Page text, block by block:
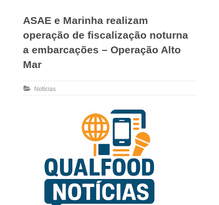
ASAE e Marinha realizam
operação de fiscalização noturna
a embarcações – Operação Alto
Mar
Notícias